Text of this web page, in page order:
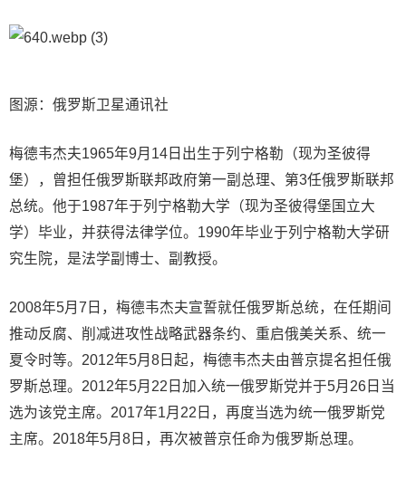
图源：俄罗斯卫星通讯社
梅德韦杰夫1965年9月14日出生于列宁格勒（现为圣彼得
堡），曾担任俄罗斯联邦政府第一副总理、第3任俄罗斯联邦
总统。他于1987年于列宁格勒大学（现为圣彼得堡国立大
学）毕业，并获得法律学位。1990年毕业于列宁格勒大学研
究生院，是法学副博士、副教授。
2008年5月7日，梅德韦杰夫宣誓就任俄罗斯总统，在任期间
推动反腐、削减进攻性战略武器条约、重启俄美关系、统一
夏令时等。2012年5月8日起，梅德韦杰夫由普京提名担任俄
罗斯总理。2012年5月22日加入统一俄罗斯党并于5月26日当
选为该党主席。2017年1月22日，再度当选为统一俄罗斯党
主席。2018年5月8日，再次被普京任命为俄罗斯总理。